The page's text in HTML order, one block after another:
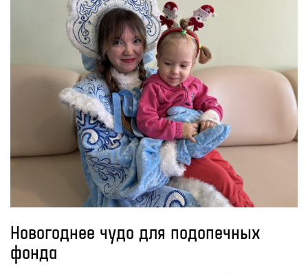
Новогоднее чудо для подопечных
фонда